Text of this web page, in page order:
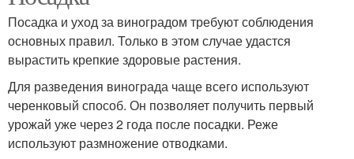
Посадка и уход за виноградом требуют соблюдения
основных правил. Только в этом случае удастся
вырастить крепкие здоровые растения.
Для разведения винограда чаще всего используют
черенковый способ. Он позволяет получить первый
урожай уже через 2 года после посадки. Реже
используют размножение отводками.